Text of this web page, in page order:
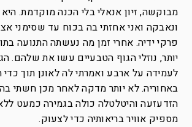
מבוקשה, זיון אנאלי בלי הכנה מוקדמת.
ונאבקה ואני אחזתי בה בכוח עד שסימני
פרקי ידיה. אחרי זמן מה נעשתה התנועה
יותר, נוזלי הגוף הטבעיים עשו את שלהם.
לעמידה על ארבע ואמרתי לה לאונן תוך
באחוריה. לא יותר מדקה לאחר מכן חשתי
הזדעזעה והיטלטלה כולה בגמירה כמעט
מספיק אוויר בריאותיה כדי לצעוק.